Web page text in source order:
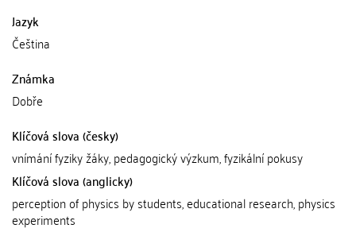
Jazyk
Čeština
Známka
Dobře
Klíčová slova (česky)
vnímání fyziky žáky, pedagogický výzkum, fyzikální pokusy
Klíčová slova (anglicky)
perception of physics by students, educational research, physics
experiments